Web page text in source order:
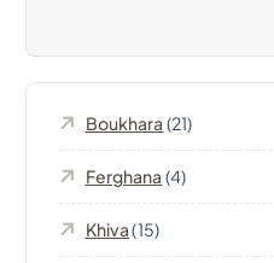
t
Boukhara (21)
Ferghana (4)
Khiva(15)